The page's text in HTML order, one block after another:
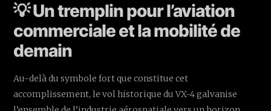
💡 Un tremplin pour l’aviation
commerciale et la mobilité de
demain
Au-delà du symbole fort que constitue cet
accomplissement, le vol historique du VX-4 galvanise